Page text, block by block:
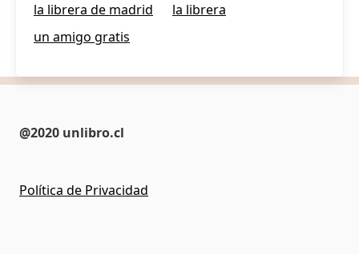
la librera de madrid
la librera
un amigo gratis
@2020 unlibro.cl
Política de Privacidad